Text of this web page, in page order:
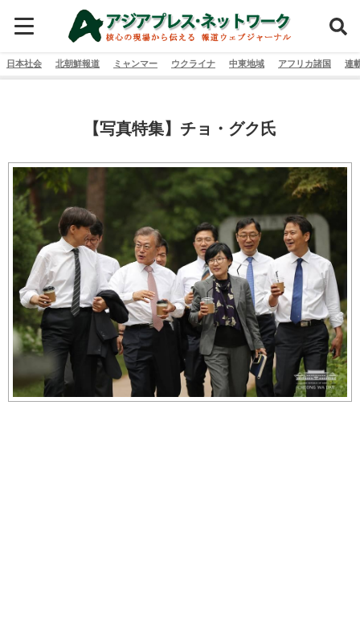
日本社会 北朝鮮報道 ミャンマー ウクライナ 中東地域 アフリカ諸国 連
【写真特集】チョ・グク氏